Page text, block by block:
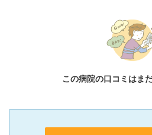
この病院の口コミはま